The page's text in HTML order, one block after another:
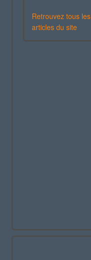
Retrouvez tous les
articles du site